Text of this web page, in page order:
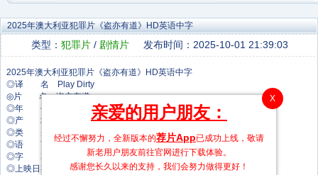
2025年澳大利亚犯罪片《盗亦有道》HD英语中字
类型： 犯罪片 / 剧情片 发布时间：2025-10-01 21:39:03
◎译 名 Play Dirty
◎片 名 盗亦有道
◎年 代 2025
◎产 地 澳大利亚/美国
◎类 别 犯罪/剧情
◎语 言 英语
◎字 幕 中文字幕
◎上映日期 2025-10-01(美国网络)
X
亲爱的用户朋友：
经过不懈努力，全新版本的荐片App已成功上线，敬请
新老用户朋友前往官网进行下载体验。
感谢您长久以来的支持，我们会努力做得更好！